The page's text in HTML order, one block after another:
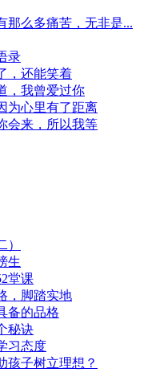
那么多痛苦，无非是...
录
，还能笑着
，我曾爱过你
为心里有了距离
会来，所以我等
生
堂课
，脚踏实地
备的品格
秘诀
习态度
孩子树立理想？